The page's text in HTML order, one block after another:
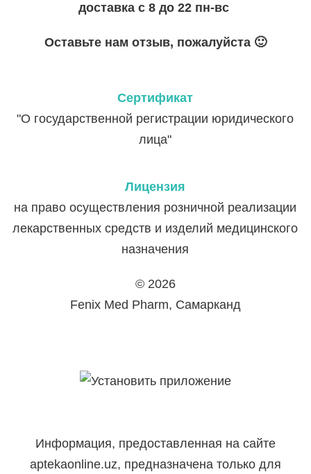
доставка с 8 до 22 пн-вс
Оставьте нам отзыв, пожалуйста 🙂
Сертификат
"О государственной регистрации юридического
лица"
Лицензия
на право осуществления розничной реализации
лекарственных средств и изделий медицинского
назначения
© 2026
Fenix Med Pharm, Самарканд
Информация, предоставленная на сайте
aptekaonline.uz, предназначена только для